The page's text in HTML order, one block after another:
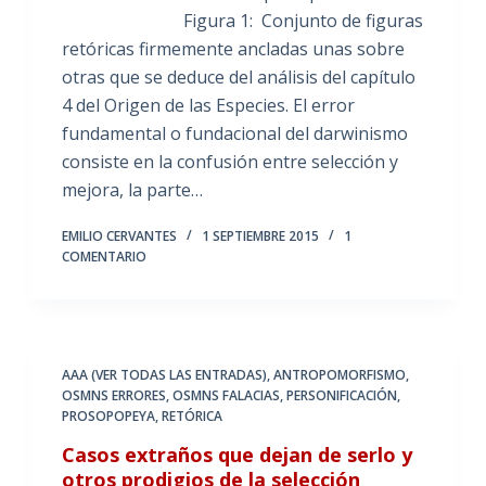
Figura 1: Conjunto de figuras
retóricas firmemente ancladas unas sobre
otras que se deduce del análisis del capítulo
4 del Origen de las Especies. El error
fundamental o fundacional del darwinismo
consiste en la confusión entre selección y
mejora, la parte…
EMILIO CERVANTES 1 SEPTIEMBRE 2015
1
COMENTARIO
AAA (VER TODAS LAS ENTRADAS),ANTROPOMORFISMO,
OSMNS ERRORES,OSMNS FALACIAS,PERSONIFICACIÓN,
PROSOPOPEYA,RETÓRICA
Casos extraños que dejan de serlo y
otros prodigios de la selección